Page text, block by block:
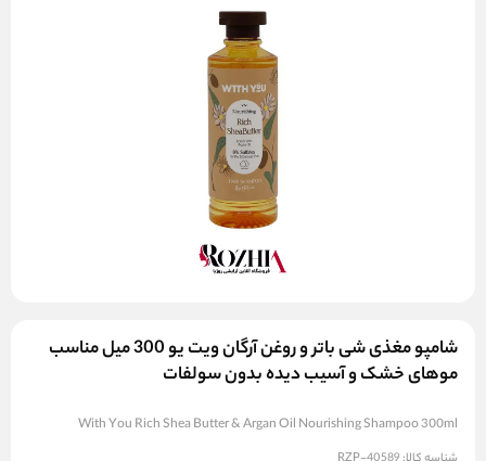
شامپو مغذی شی باتر و روغن آرگان ویت یو 300 میل مناسب
موهای خشک و آسیب دیده بدون سولفات
With You Rich Shea Butter & Argan Oil Nourishing Shampoo 300ml